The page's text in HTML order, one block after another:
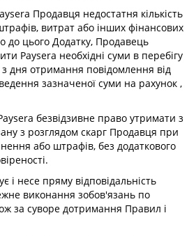
Продавця недостатня кількість
витрат або інших фінансових
до цього Додатку, Продавець
Paysera необхідні суми в перебігу
дня отримання повідомлення від
зазначеної суми на рахунок ,
безвідзивне право утримати з
з розглядом скарг Продавця при
або штрафів, без додаткового
і несе пряму відповідальність
виконання зобов'язань по
за суворе дотримання Правил і